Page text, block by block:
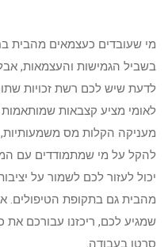
מי שעובדים כעצמאים מהבית
בשביל הגמישות והעצמאות,
לדעת שיש לכם רשת זכויות
לאומי מציע קצבאות
מעניקה הקלות מס משמעותיות,
להקל על מי שמתמודדים עם
יכול לעזור לכם לשמור על
מהבית גם בתקופת הטיפולים.
שמגיע לכם, ריכזנו עבורכם את
סרטן בעבודה.